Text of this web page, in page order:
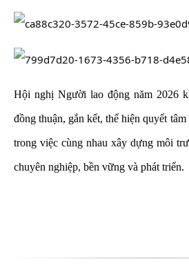
Hội nghị Người lao động năm 2026
đồng thuận, gắn kết, thể hiện quyết
trong việc cùng nhau xây dựng môi
chuyên nghiệp, bền vững và phát triển.